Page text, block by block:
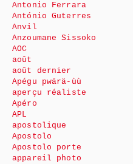
Antonio Ferrara
António Guterres
Anvil
Anzoumane Sissoko
AOC
août
août dernier
Apégu pwärä-ùù
aperçu réaliste
Apéro
APL
apostolique
Apostolo
Apostolo porte
appareil photo